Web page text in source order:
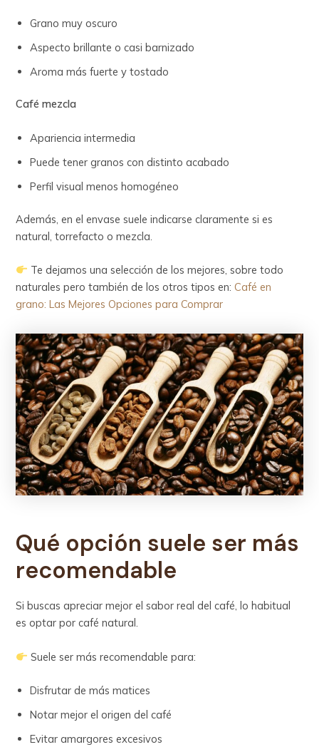
Grano muy oscuro
Aspecto brillante o casi barnizado
Aroma más fuerte y tostado
Café mezcla
Apariencia intermedia
Puede tener granos con distinto acabado
Perfil visual menos homogéneo
Además, en el envase suele indicarse claramente si es
natural, torrefacto o mezcla.
Te dejamos una selección de los mejores, sobre todo
naturales pero también de los otros tipos en:Café en
grano: Las Mejores Opciones para Comprar
Qué opción suele ser más
recomendable
Si buscas apreciar mejor el sabor real del café, lo habitual
es optar por café natural.
Suele ser más recomendable para:
Disfrutar de más matices
Notar mejor el origen del café
Evitar amargores excesivos